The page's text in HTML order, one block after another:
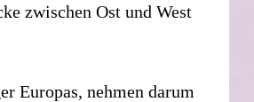
zwischen Ost und West
Europas, nehmen darum